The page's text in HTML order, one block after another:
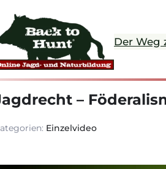
Der Weg
–
Einzelvideo